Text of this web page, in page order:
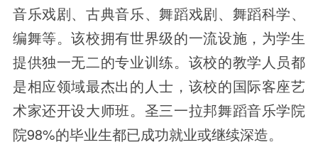
音乐戏剧、古典音乐、舞蹈戏剧、舞蹈科学、
编舞等。该校拥有世界级的一流设施，为学生
提供独一无二的专业训练。该校的教学人员都
是相应领域最杰出的人士，该校的国际客座艺
术家还开设大师班。圣三一拉邦舞蹈音乐学院
院98%的毕业生都已成功就业或继续深造。